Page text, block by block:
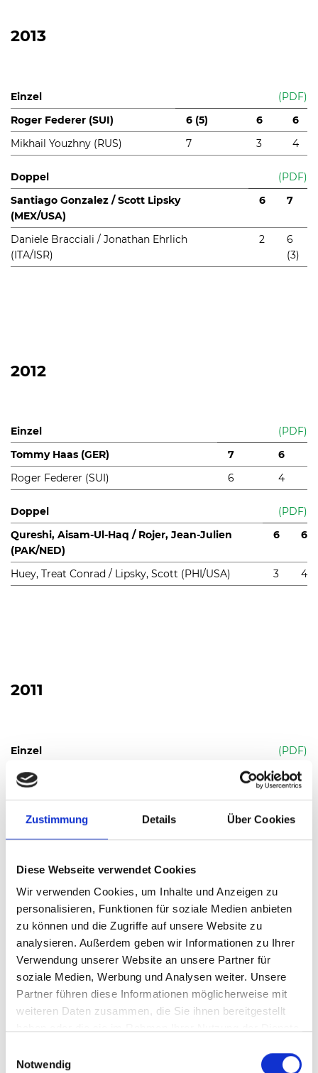
Zustimmung Details Über Cookies
Diese Webseite verwendet Cookies
Wir verwenden Cookies, um Inhalte und Anzeigen zu
personalisieren, Funktionen für soziale Medien anbieten
zu können und die Zugriffe auf unsere Website zu
analysieren. Außerdem geben wir Informationen zu Ihrer
Verwendung unserer Website an unsere Partner für
soziale Medien, Werbung und Analysen weiter. Unsere
Partner führen diese Informationen möglicherweise mit
weiteren Daten zusammen, die Sie ihnen bereitgestellt
Notwendig
2013
Einzel
(PDF)
Roger Federer (SUI)
6 (5) 6
6
Mikhail Youzhny (RUS)
7 3 4
Doppel
(PDF)
Santiago Gonzalez / Scott Lipsky
(MEX/USA)
6 7
Daniele Bracciali / Jonathan Ehrlich
(ITA/ISR)
2
6
(3)
2012
Einzel
(PDF)
Tommy Haas (GER)
7
6
Roger Federer (SUI)
6 4
Doppel
(PDF)
Qureshi, Aisam-Ul-Haq / Rojer, Jean-Julien
(PAK/NED)
6 6
Huey, Treat Conrad / Lipsky, Scott (PHI/USA) 3 4
2011
Einzel
(PDF)
Philipp Petzschner (GER)
0
ret.
Philipp Kohlschreiber (GER)
7 2
(IND/PAK)
Robin Haase/Milos Raonic (NED/CAN) 6 6
2010
Einzel (PDF)